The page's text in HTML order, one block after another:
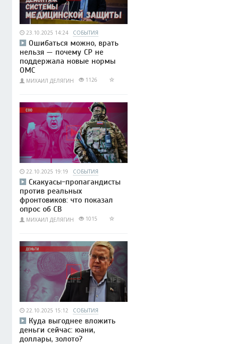
23.10.2025 14:24 СОБЫТИЯ
Ошибаться можно, врать
нельзя — почему СР не
поддержала новые нормы
ОМС
МИХАИЛ ДЕЛЯГИН 1126
22.10.2025 19:19 СОБЫТИЯ
Скакуасы-пропагандисты
против реальных
фронтовиков: что показал
опрос об СВ
МИХАИЛ ДЕЛЯГИН 1015
22.10.2025 15:12 СОБЫТИЯ
Куда выгоднее вложить
деньги сейчас: юани,
доллары, золото?